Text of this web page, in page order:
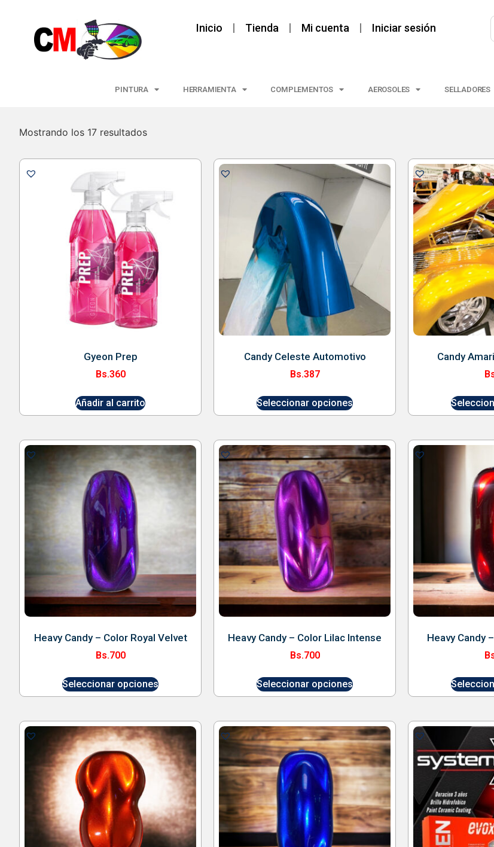
Inicio Tienda Mi cuenta Iniciar sesión
PINTURA HERRAMIENTA COMPLEMENTOS AEROSOLES SELLADORES
Mostrando los 17 resultados
Gyeon Prep
Bs.360
Añadir al carrito
Candy Celeste Automotivo
Bs.387
Seleccionar opciones
Candy
Heavy Candy – Color Royal Velvet
Bs.700
Seleccionar opciones
Heavy Candy – Color Lilac Intense
Bs.700
Seleccionar opciones
Heavy Candy